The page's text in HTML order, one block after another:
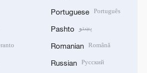
Portuguese Português
Pashto پښتو
Romanian Română
Russian Русский